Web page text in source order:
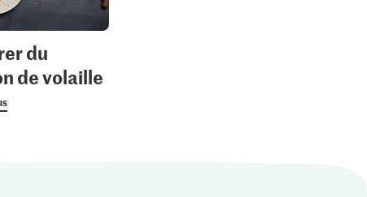
du
de volaille